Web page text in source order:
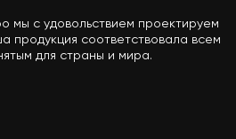
мы с удовольствием проектируем
продукция соответствовала всем
для страны и мира.